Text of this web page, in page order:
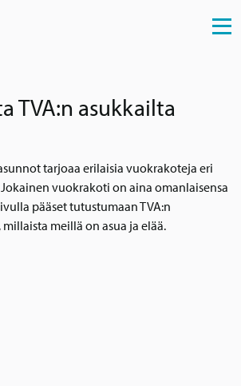
TVA:n asukkailta
tarjoaa erilaisia vuokrakoteja eri
vuokrakoti on aina omanlaisensa
pääset tutustumaan TVA:n
meillä on asua ja elää.